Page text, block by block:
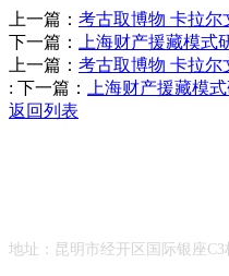
上一篇： 考古取博物 卡拉尔
下一篇：
上海财产援藏模
上一篇： 考古取博物 卡拉尔
: 下一篇：
上海财产援藏模
返回列表
地址：昆明市经开区国际银座C3